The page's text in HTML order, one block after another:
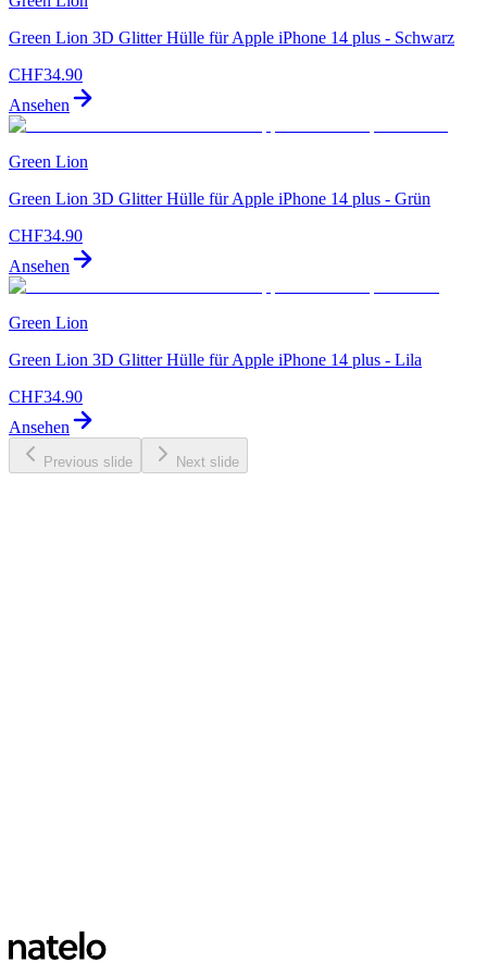
Green Lion 3D Glitter Hülle für Apple iPhone 14 plus - Schwarz
CHF34.90
Ansehen
Green Lion
Green Lion 3D Glitter Hülle für Apple iPhone 14 plus - Grün
CHF34.90
Ansehen
Green Lion
Green Lion 3D Glitter Hülle für Apple iPhone 14 plus - Lila
CHF34.90
Ansehen
Previous slide Next slide